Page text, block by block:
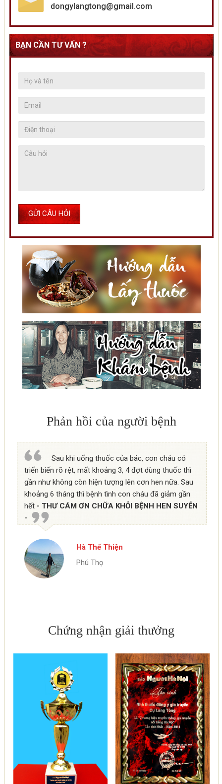
dongylangtong@gmail.com
BẠN CẦN TƯ VẤN ?
Phản hồi của người bệnh
Sau khi uống thuốc của bác, con cháu có
triển biến rõ rệt, mất khoảng 3, 4 đợt dùng thuốc thì
gần như không còn hiện tượng lên cơn hen nữa. Sau
khoảng 6 tháng thì bệnh tình con cháu đã giảm gần
hết - THƯ CÁM ƠN CHỮA KHỎI BỆNH HEN SUYỄN
-
Hà Thế Thiện
Phú Thọ
Chứng nhận giải thưởng